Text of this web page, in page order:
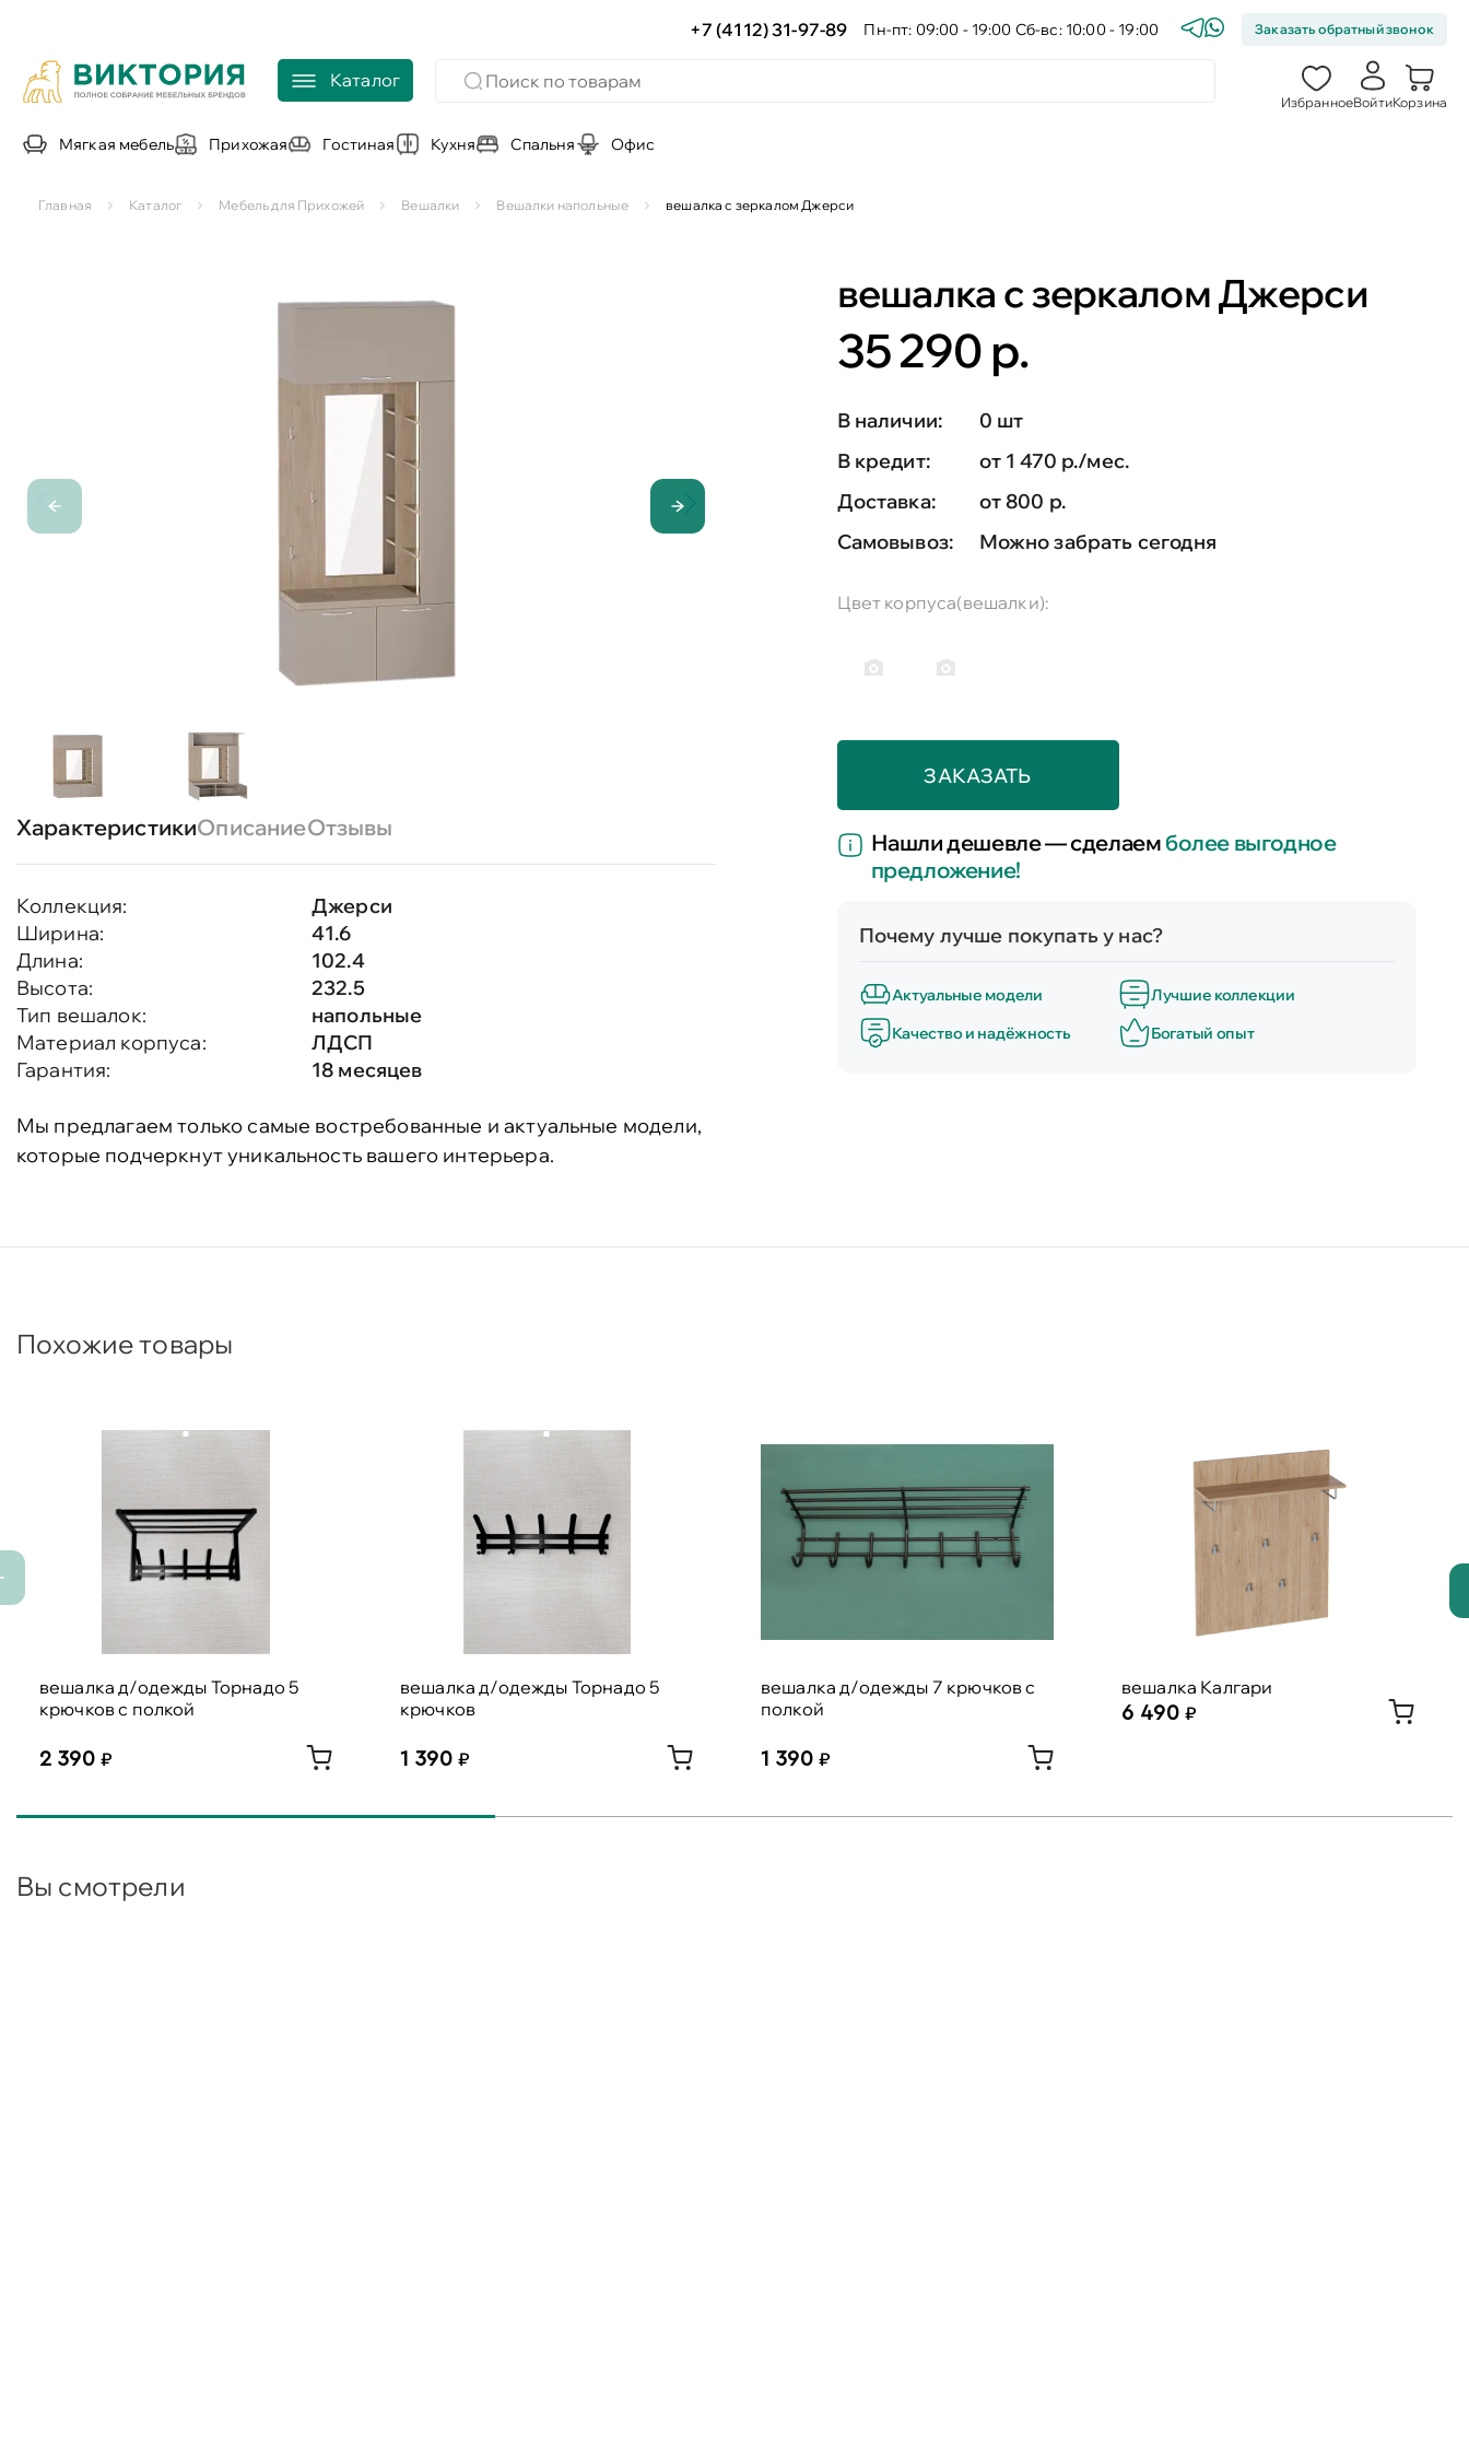
+7 (4112) 31-97-89 Пн-пт: 09:00 - 19:00 Сб-вс: 10:00 - 19:00 Заказать обратный звонок
Каталог
ИзбранноеВойтиКорзина
Мягкая мебель Прихожая Гостиная Кухня Спальня Офис
Главная Каталог Мебель для Прихожей Вешалки Вешалки напольные вешалка с зеркалом Джерси
ХарактеристикиОписаниеОтзывы
Коллекция:
Джерси
Ширина:
41.6
Длина:
102.4
Высота:
232.5
Тип вешалок:
напольные
Материал корпуса:
ЛДСП
Гарантия:
18 месяцев
Мы предлагаем только самые востребованные и актуальные модели,
которые подчеркнут уникальность вашего интерьера.
вешалка с зеркалом Джерси
35 290 р.
В наличии:
0 шт
В кредит:
от 1 470 р./мес.
Доставка:
от 800 р.
Самовывоз:
Можно забрать сегодня
Цвет корпуса(вешалки):
ЗАКАЗАТЬ
Нашли дешевле — сделаемболее выгодное
предложение!
Почему лучше покупать у нас?
Актуальные модели
Лучшие коллекции
Качество и надёжность
Богатый опыт
Похожие товары
вешалка д/одежды Торнадо 5
крючков с полкой
2 390
вешалка д/одежды Торнадо 5
крючков
1 390
вешалка д/одежды 7 крючков с
полкой
1 390
вешалка Калгари
6 490
Вы смотрели